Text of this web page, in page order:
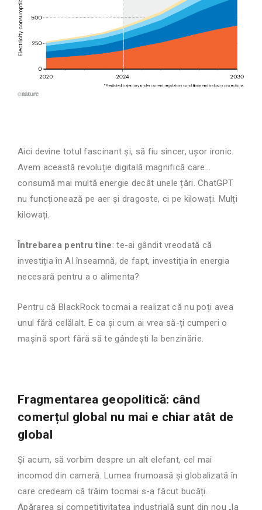
Aici devine totul fascinant și, să fiu sincer, ușor ironic.
Avem această revoluție digitală magnifică care…
consumă mai multă energie decât unele țări. ChatGPT
nu funcționează pe aer și dragoste, ci pe kilowați. Mulți
kilowați.
Întrebarea pentru tine: te-ai gândit vreodată că
investiția în AI înseamnă, de fapt, investiția în energia
necesară pentru a o alimenta?
Pentru că BlackRock tocmai a realizat că nu poți avea
unul fără celălalt. E ca și cum ai vrea să-ți cumperi o
mașină sport fără să te gândești la benzinărie.
Fragmentarea geopolitică: când
comerțul global nu mai e chiar atât de
global
Și acum, să vorbim despre un alt elefant, cel mai
incomod din cameră. Lumea frumoasă și globalizată în
care credeam că trăim tocmai s-a făcut bucăți.
Apărarea și competitivitatea industrială sunt din nou „la